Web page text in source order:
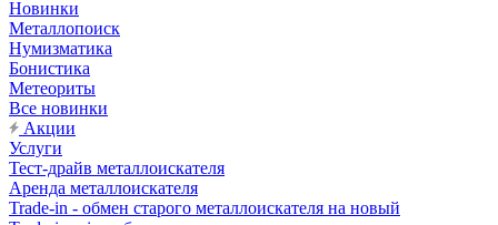
Новинки
Металлопоиск
Нумизматика
Бонистика
Метеориты
Все новинки
Акции
Услуги
Тест-драйв металлоискателя
Аренда металлоискателя
Trade-in - обмен старого металлоискателя на новый